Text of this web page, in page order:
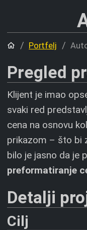
Početna
Portfelj
Pregled
Klijent je imao
svaki red
cena na osnovu
prikazom – što bi
bilo je jasno da je
preformatiranje
Detalji
Cilj